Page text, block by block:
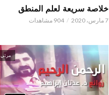
خلاصة سريعة لعلم المنطق
7 مارس، 2020 904 مشاهدات
مرئي